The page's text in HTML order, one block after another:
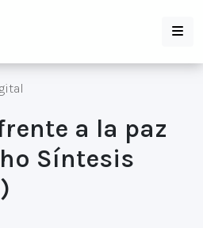
a la paz
Síntesis